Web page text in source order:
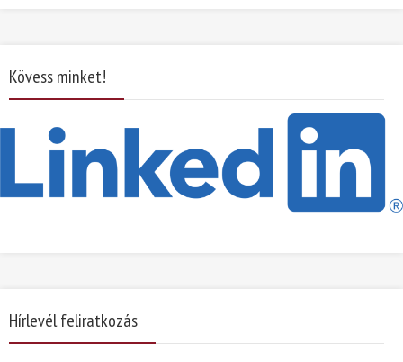
Kövess minket!
Hírlevél feliratkozás